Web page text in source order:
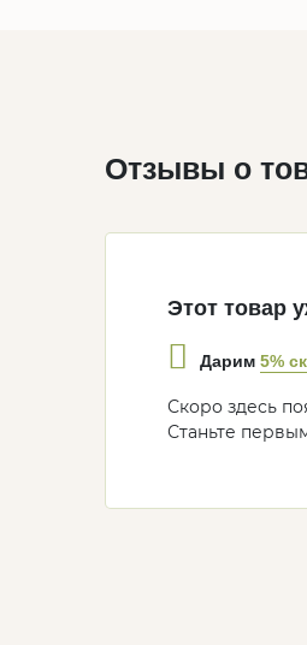
Отзывы о
Этот товар
Дарим 5%
Скоро здесь
Станьте